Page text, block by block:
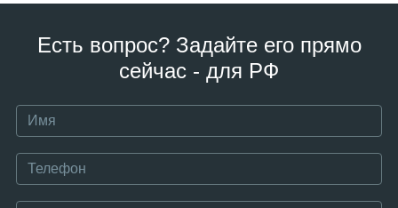
Есть вопрос? Задайте его прямо
сейчас - для РФ